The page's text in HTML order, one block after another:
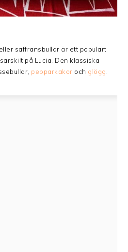
saffransbullar är ett populärt
på Lucia. Den klassiska
pepparkakor och glögg.